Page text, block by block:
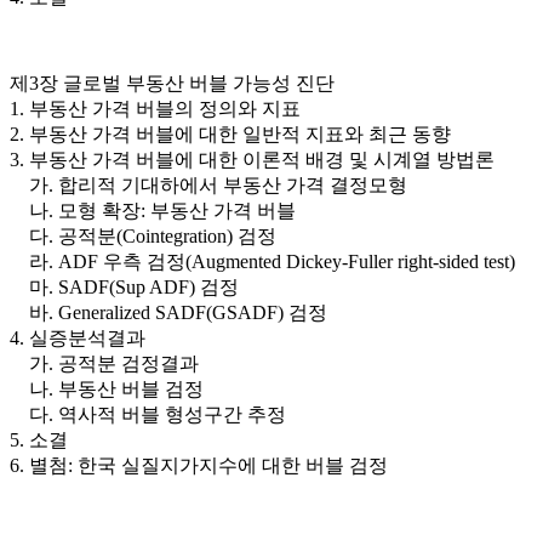
제3장 글로벌 부동산 버블 가능성 진단
1. 부동산 가격 버블의 정의와 지표
2. 부동산 가격 버블에 대한 일반적 지표와 최근 동향
3. 부동산 가격 버블에 대한 이론적 배경 및 시계열 방법론
가. 합리적 기대하에서 부동산 가격 결정모형
나. 모형 확장: 부동산 가격 버블
다. 공적분(Cointegration) 검정
라. ADF 우측 검정(Augmented Dickey-Fuller right-sided test)
마. SADF(Sup ADF) 검정
바. Generalized SADF(GSADF) 검정
4. 실증분석결과
가. 공적분 검정결과
나. 부동산 버블 검정
다. 역사적 버블 형성구간 추정
5. 소결
6. 별첨: 한국 실질지가지수에 대한 버블 검정